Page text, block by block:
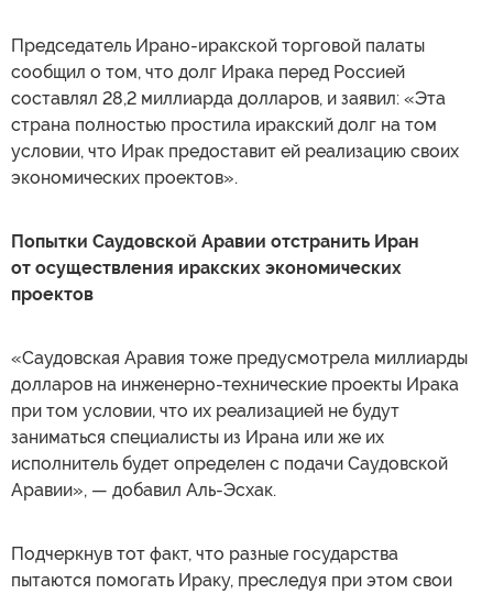
Председатель Ирано-иракской торговой палаты
сообщил о том, что долг Ирака перед Россией
составлял 28,2 миллиарда долларов, и заявил: «Эта
страна полностью простила иракский долг на том
условии, что Ирак предоставит ей реализацию своих
экономических проектов».
Попытки Саудовской Аравии отстранить Иран
от осуществления иракских экономических
проектов
«Саудовская Аравия тоже предусмотрела миллиарды
долларов на инженерно-технические проекты Ирака
при том условии, что их реализацией не будут
заниматься специалисты из Ирана или же их
исполнитель будет определен с подачи Саудовской
Аравии», — добавил Аль-Эсхак.
Подчеркнув тот факт, что разные государства
пытаются помогать Ираку, преследуя при этом свои